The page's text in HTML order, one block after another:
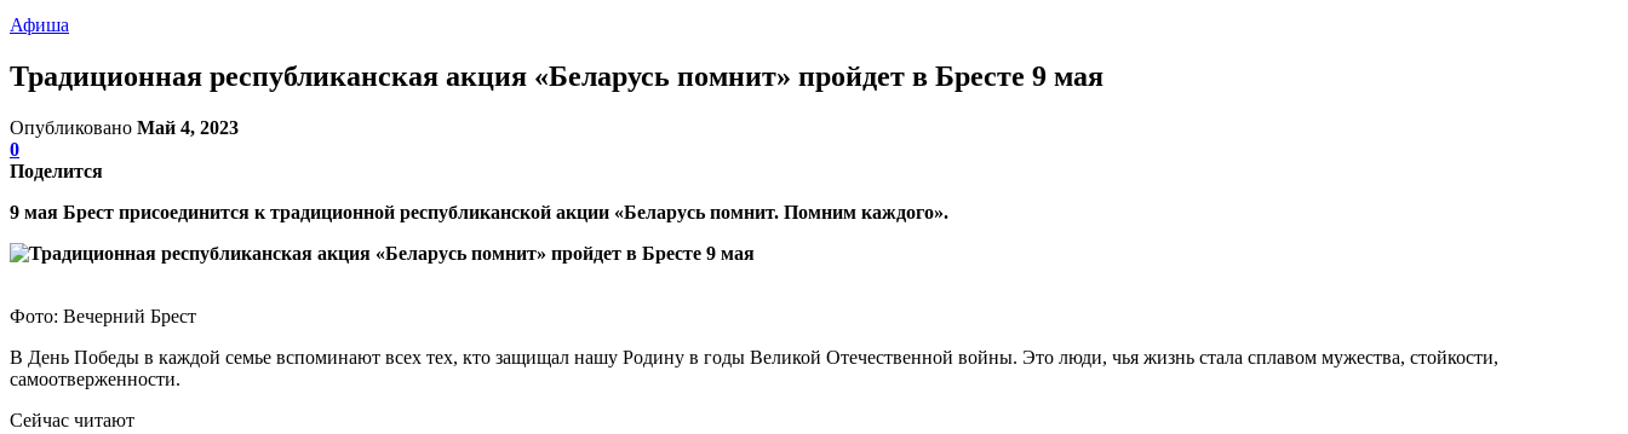
Афиша
Традиционная республиканская акция «Беларусь помнит» пройдет в Бресте 9 мая
Опубликовано Май 4, 2023
0
Поделится
9 мая Брест присоединится к традиционной республиканской акции «Беларусь помнит. Помним каждого».
Фото: Вечерний Брест
В День Победы в каждой семье вспоминают всех тех, кто защищал нашу Родину в годы Великой Отечественной войны. Это люди, чья жизнь стала сплавом мужества, стойкости,
самоотверженности.
Сейчас читают